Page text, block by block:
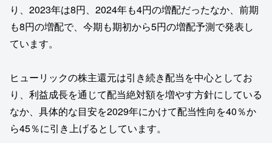
り、2023年は8円、2024年も4円の増配だったなか、前期
も8円の増配で、今期も期初から5円の増配予測で発表し
ています。
ヒューリックの株主還元は引き続き配当を中心としてお
り、利益成長を通じて配当絶対額を増やす方針にしている
なか、具体的な目安を2029年にかけて配当性向を40％か
ら45％に引き上げるとしています。